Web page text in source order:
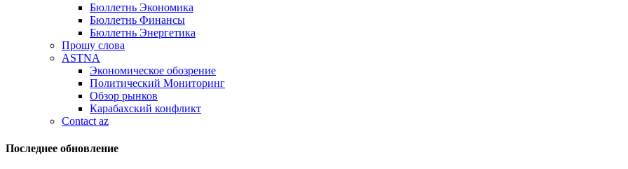
Бюллетнь Экономика
Бюллетнь Финансы
Бюллетнь Энергетика
Прошу слова
ASTNA
Экономическое обозрение
Политический Мониторинг
Обзор рынков
Карабахский конфликт
Contact az
Последнее обновление